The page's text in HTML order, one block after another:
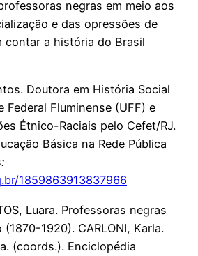
negras em meio aos
e das opressões de
contar a história do Brasil
Doutora em História Social
Federal Fluminense (UFF) e
Étnico-Raciais pelo Cefet/RJ.
Básica na Rede Pública
:
1859863913837966
Luara. Professoras negras
1920). CARLONI, Karla.
(coords.). Enciclopédia